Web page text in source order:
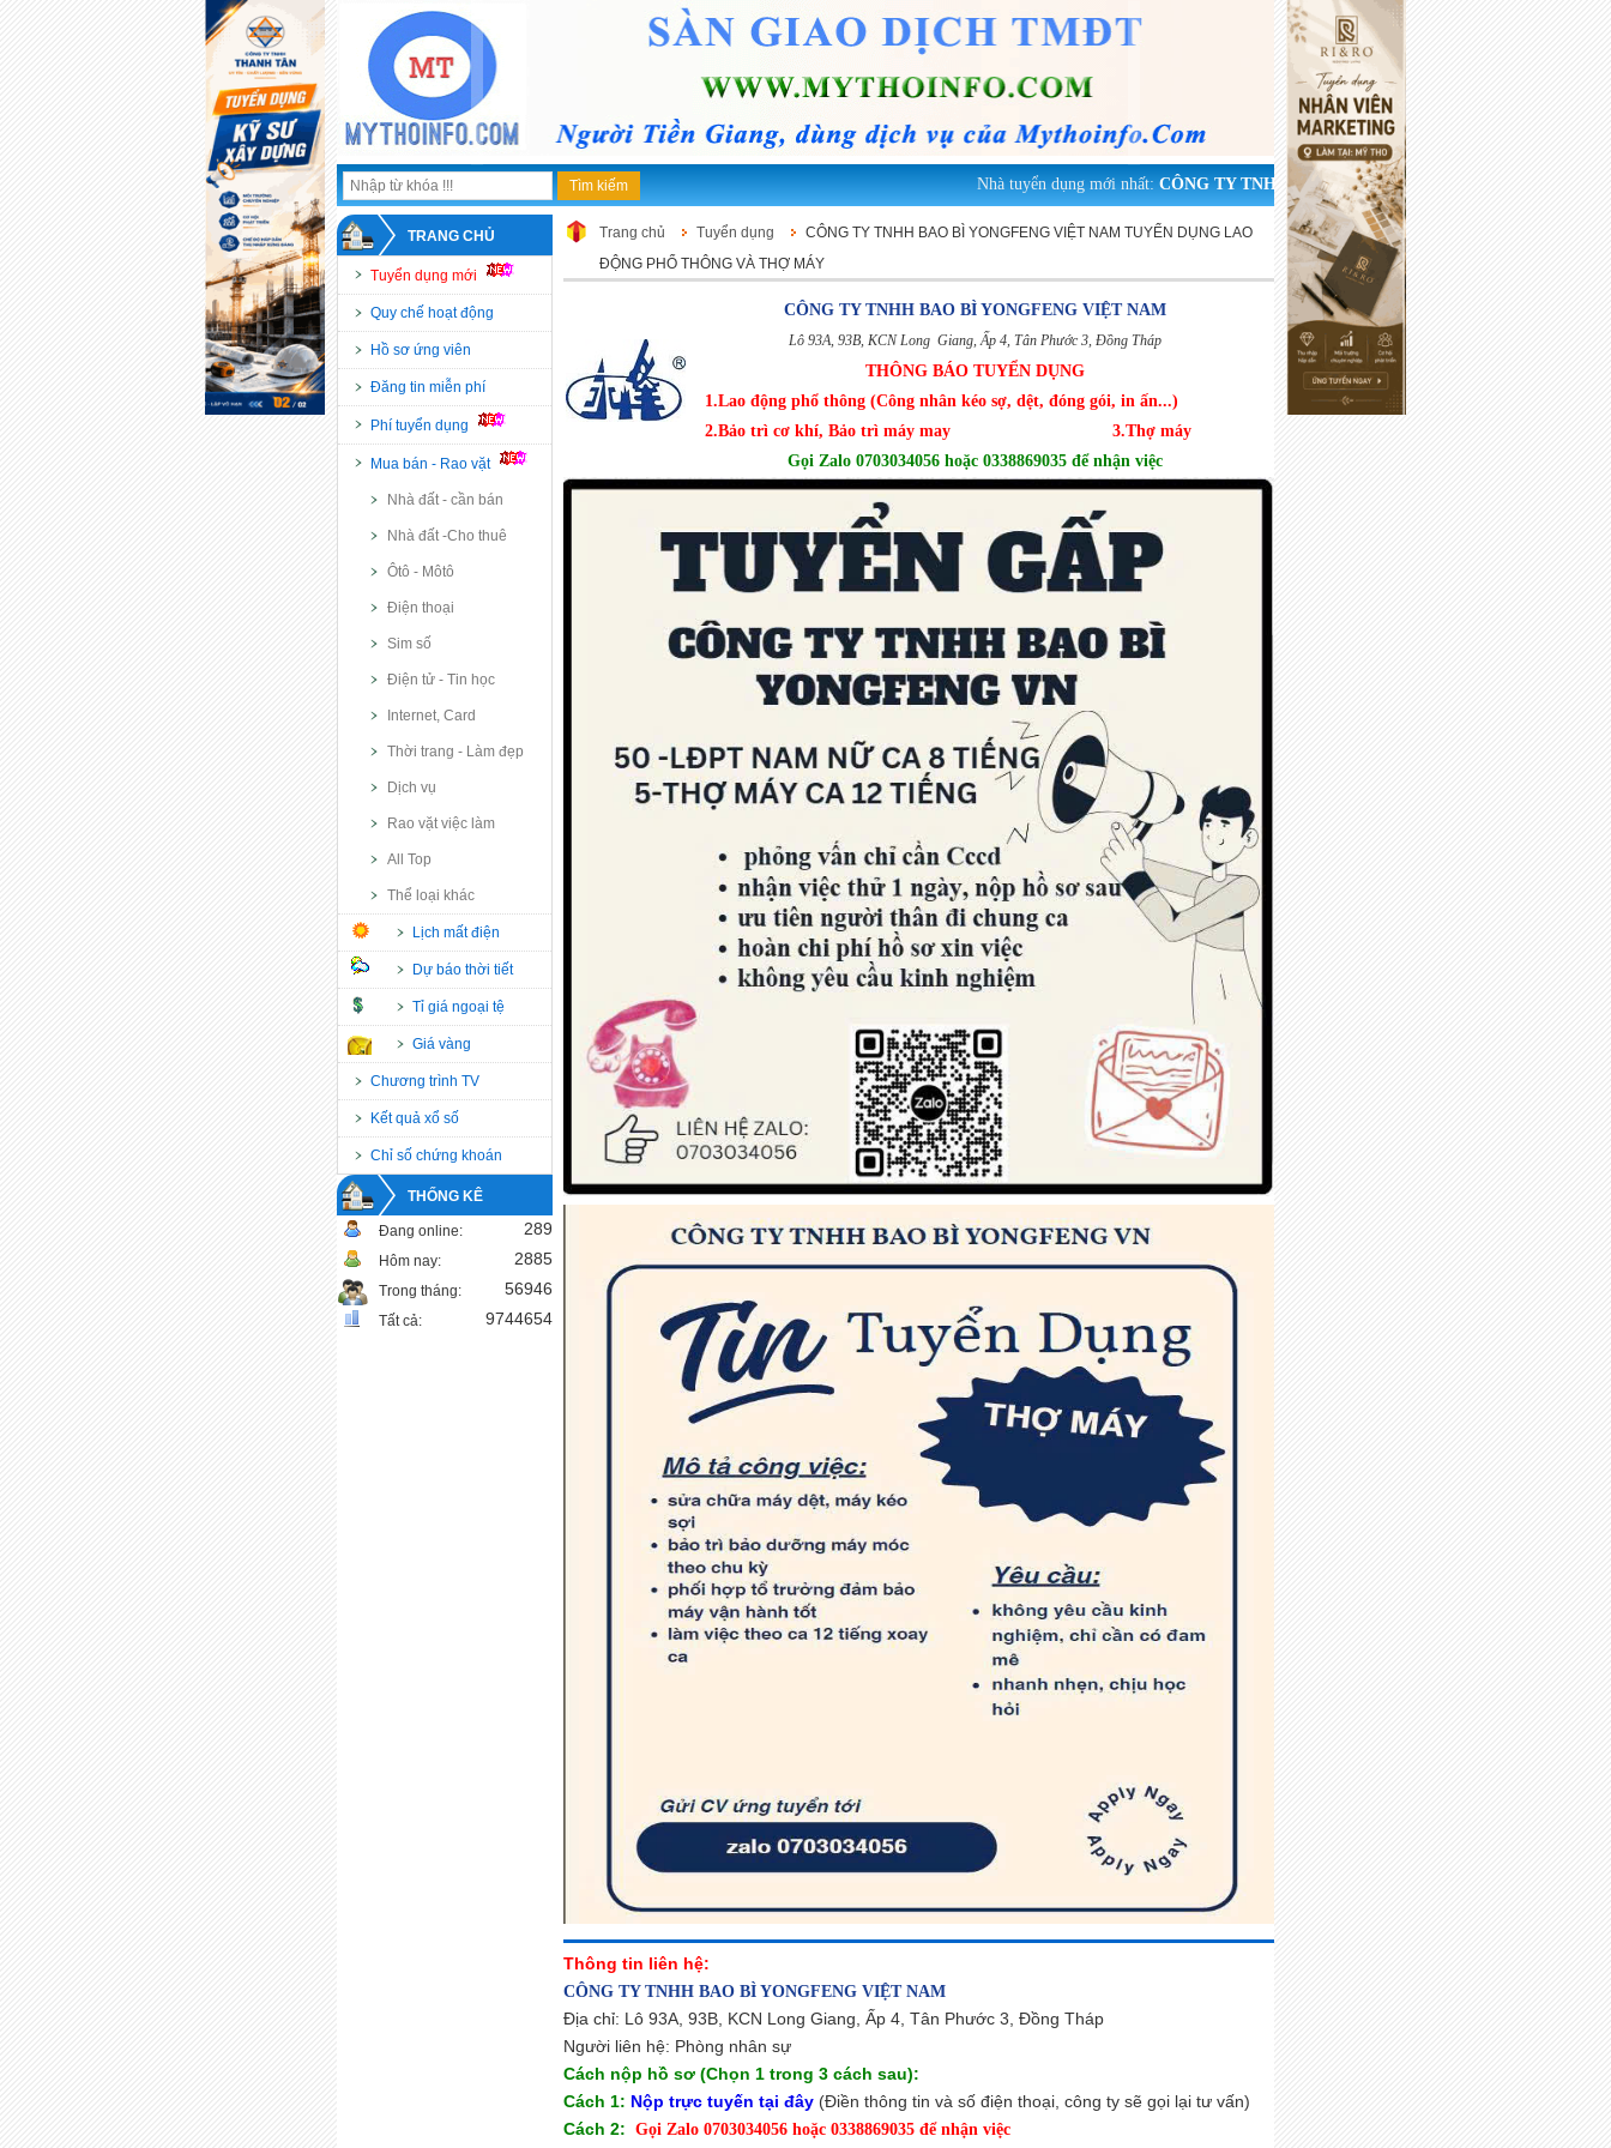
Nhà tuyển dụng mới nhất:CÔNG TY TNHH MTV THƯƠNG MẠI DỊCH VỤ HỒNG PHI
TRANG CHỦ
Tuyển dụng mới
Quy chế hoạt động
Hồ sơ ứng viên
Đăng tin miễn phí
Phí tuyển dụng
Mua bán - Rao vặt
Nhà đất - cần bán
Nhà đất -Cho thuê
Ôtô - Môtô
Điện thoại
Sim số
Điện tử - Tin học
Internet, Card
Thời trang - Làm đẹp
Dịch vụ
Rao vặt việc làm
All Top
Thể loại khác
Lịch mất điện
Dự báo thời tiết
Tỉ giá ngoại tệ
Giá vàng
Chương trình TV
Kết quả xổ số
Chỉ số chứng khoán
THỐNG KÊ
Đang online: 289
Hôm nay: 2885
Trong tháng: 56946
Tất cả: 9744654
Trang chủ Tuyển dụng
CÔNG TY TNHH BAO BÌ YONGFENG VIỆT NAM TUYỂN DỤNG LAO
ĐỘNG PHỔ THÔNG VÀ THỢ MÁY
CÔNG TY TNHH BAO BÌ YONGFENG VIỆT NAM
Lô 93A, 93B, KCN Long Giang, Ấp 4, Tân Phước 3, Đồng Tháp
THÔNG BÁO TUYỂN DỤNG
1.Lao động phổ thông (Công nhân kéo sợ, dệt, đóng gói, in ấn...)
2.Bảo trì cơ khí, Bảo trì máy may
3.Thợ máy
Gọi Zalo 0703034056 hoặc 0338869035 để nhận việc
Thông tin liên hệ:
CÔNG TY TNHH BAO BÌ YONGFENG VIỆT NAM
Địa chỉ: Lô 93A, 93B, KCN Long Giang, Ấp 4, Tân Phước 3, Đồng Tháp
Người liên hệ: Phòng nhân sự
Cách nộp hồ sơ (Chọn 1 trong 3 cách sau):
Cách 1: Nộp trực tuyến tại đây (Điền thông tin và số điện thoại, công ty sẽ gọi lại tư vấn)
Cách 2: Gọi Zalo 0703034056 hoặc 0338869035 để nhận việc